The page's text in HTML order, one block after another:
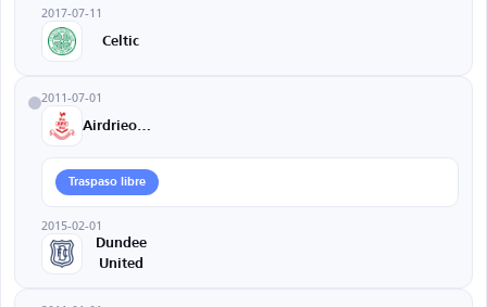
2017-07-11
Celtic
2011-07-01
Traspaso libre
2015-02-01
Dundee
United